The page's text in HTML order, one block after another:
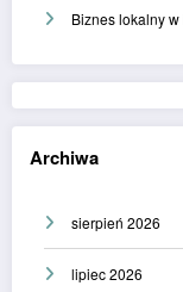
Biznes lokalny
Archiwa
sierpień 2026
lipiec 2026